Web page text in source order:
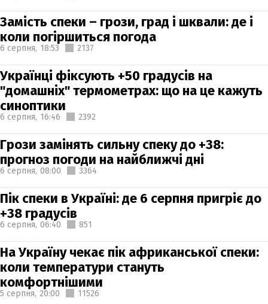
Замість спеки – грози, град і шквали: де і
коли погіршиться погода
6 серпня, 18:53 2137
Українці фіксують +50 градусів на
"домашніх" термометрах: що на це кажуть
синоптики
6 серпня, 16:46 2392
Грози замінять сильну спеку до +38:
прогноз погоди на найближчі дні
6 серпня, 08:00 3364
Пік спеки в Україні: де 6 серпня пригріє до
+38 градусів
6 серпня, 06:40 851
На Україну чекає пік африканської спеки:
коли температури стануть
комфортнішими
5 серпня, 20:00 11526